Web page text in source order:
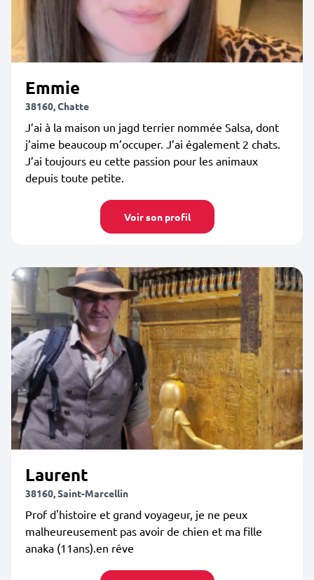
Emmie
38160, Chatte
J’ai à la maison un jagd terrier nommée Salsa, dont
j’aime beaucoup m’occuper. J’ai également 2 chats.
J’ai toujours eu cette passion pour les animaux
depuis toute petite.
Voir son profil
Laurent
38160, Saint-Marcellin
Prof d'histoire et grand voyageur, je ne peux
malheureusement pas avoir de chien et ma fille
anaka (11ans).en rêve